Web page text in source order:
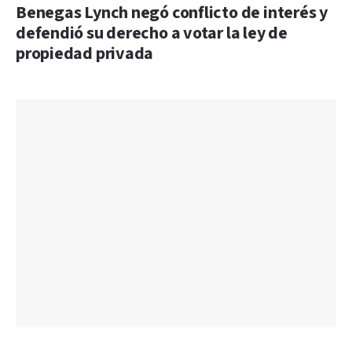
Benegas Lynch negó conflicto de interés y
defendió su derecho a votar la ley de
propiedad privada